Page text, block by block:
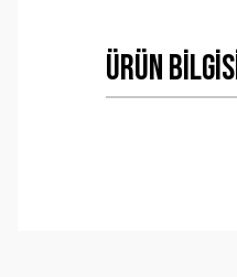
Ürün